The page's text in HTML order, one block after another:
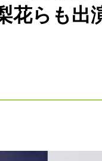
花らも出